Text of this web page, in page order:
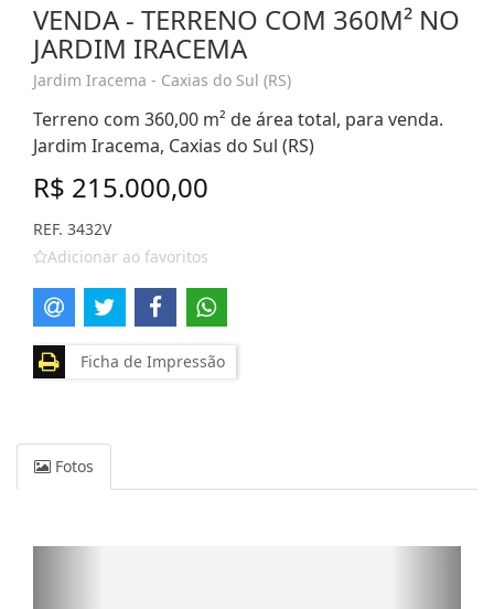
VENDA - TERRENO COM 360M² NO
JARDIM IRACEMA
Jardim Iracema - Caxias do Sul (RS)
Terreno com 360,00 m² de área total, para venda.
Jardim Iracema, Caxias do Sul (RS)
R$ 215.000,00
REF. 3432V
Adicionar ao favoritos
Ficha de Impressão
Fotos